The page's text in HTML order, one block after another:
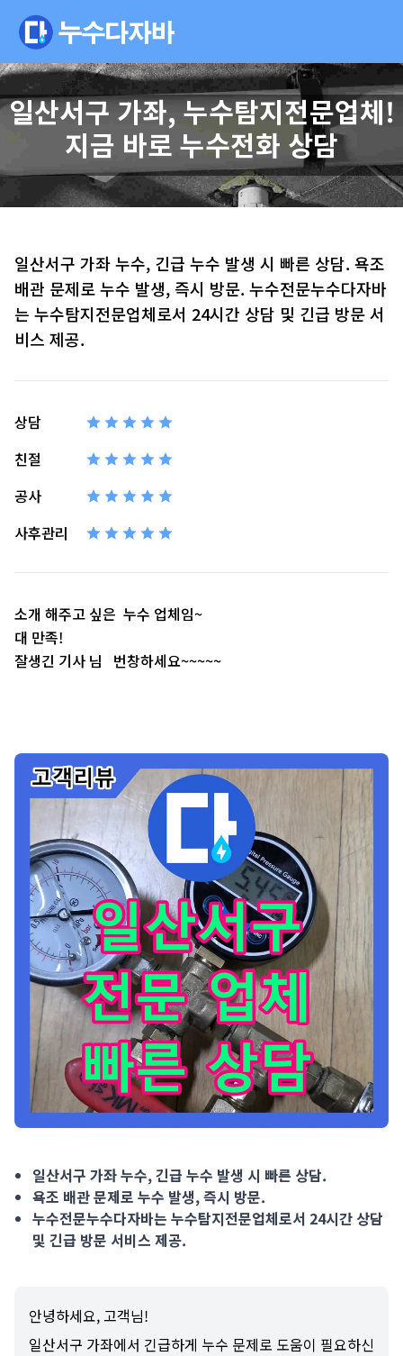
일산서구 가좌, 누수탐지전문업체!
지금 바로 누수전화 상담
일산서구 가좌 누수, 긴급 누수 발생 시 빠른 상담. 욕조
배관 문제로 누수 발생, 즉시 방문. 누수전문누수다자바
는 누수탐지전문업체로서 24시간 상담 및 긴급 방문 서
비스 제공.
상담
친절
공사
사후관리
소개 해주고 싶은 누수 업체임~
대 만족!
잘생긴 기사 님 번창하세요~~~~~
일산서구 가좌 누수, 긴급 누수 발생 시 빠른 상담.
욕조 배관 문제로 누수 발생, 즉시 방문.
누수전문누수다자바는 누수탐지전문업체로서 24시간 상담
및 긴급 방문 서비스 제공.
안녕하세요, 고객님!
일산서구 가좌에서 긴급하게 누수 문제로 도움이 필요하신